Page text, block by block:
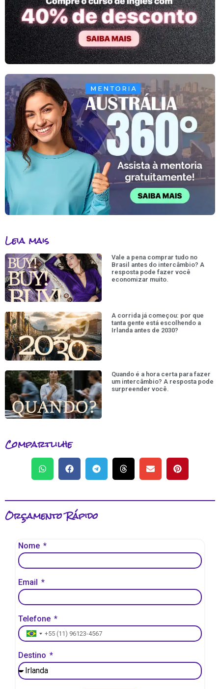
Leia mais
Vale a pena comprar tudo no
Brasil antes do intercâmbio? A
resposta pode fazer você
economizar muito.
A corrida já começou: por que
tanta gente está escolhendo a
Irlanda antes de 2030?
Quando é a hora certa para fazer
um intercâmbio? A resposta pode
surpreender você.
Compartlilhe
Orçamento Rápido
Nome
Email
Telefone
Brazil +55
Destino